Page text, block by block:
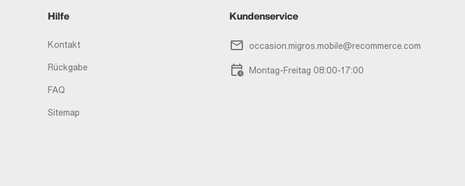
Hilfe
Kontakt
Rückgabe
FAQ
Sitemap
Kundenservice
occasion.migros.mobile@recommerce.com
Montag-Freitag 08:00-17:00